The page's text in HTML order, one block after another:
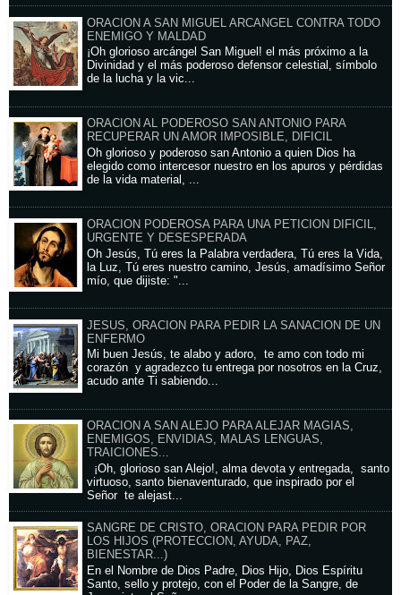
ORACION A SAN MIGUEL ARCANGEL CONTRA TODO
ENEMIGO Y MALDAD
¡Oh glorioso arcángel San Miguel! el más próximo a la
Divinidad y el más poderoso defensor celestial, símbolo
de la lucha y la vic...
ORACION AL PODEROSO SAN ANTONIO PARA
RECUPERAR UN AMOR IMPOSIBLE, DIFICIL
Oh glorioso y poderoso san Antonio a quien Dios ha
elegido como intercesor nuestro en los apuros y pérdidas
de la vida material, ...
ORACION PODEROSA PARA UNA PETICION DIFICIL,
URGENTE Y DESESPERADA
Oh Jesús, Tú eres la Palabra verdadera, Tú eres la Vida,
la Luz, Tú eres nuestro camino, Jesús, amadísimo Señor
mío, que dijiste: "...
JESUS, ORACION PARA PEDIR LA SANACION DE UN
ENFERMO
Mi buen Jesús, te alabo y adoro, te amo con todo mi
corazón y agradezco tu entrega por nosotros en la Cruz,
acudo ante Ti sabiendo...
ORACION A SAN ALEJO PARA ALEJAR MAGIAS,
ENEMIGOS, ENVIDIAS, MALAS LENGUAS,
TRAICIONES...
¡Oh, glorioso san Alejo!, alma devota y entregada, santo
virtuoso, santo bienaventurado, que inspirado por el
Señor te alejast...
SANGRE DE CRISTO, ORACION PARA PEDIR POR
LOS HIJOS (PROTECCION, AYUDA, PAZ,
BIENESTAR...)
En el Nombre de Dios Padre, Dios Hijo, Dios Espíritu
Santo, sello y protejo, con el Poder de la Sangre, de